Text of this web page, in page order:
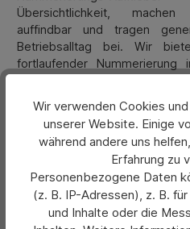
Übersichtlichkeit,
auffindbar und tragen
Betriebsalltag bei. Wir
fortlaufender Nummerierung
individuellen Firmendruck
Ihrem Logo. Erfahren Sie
nummerierten Klebeetiketten!
Grundlegende
Nummerierungs-
Alle Aufkleber mit
Wir verwenden Cookies
unserer Website. Einige
während andere uns
Erfahrung zu
Personenbezogene Daten
(z. B. IP-Adressen), z. B.
und Inhalte oder die